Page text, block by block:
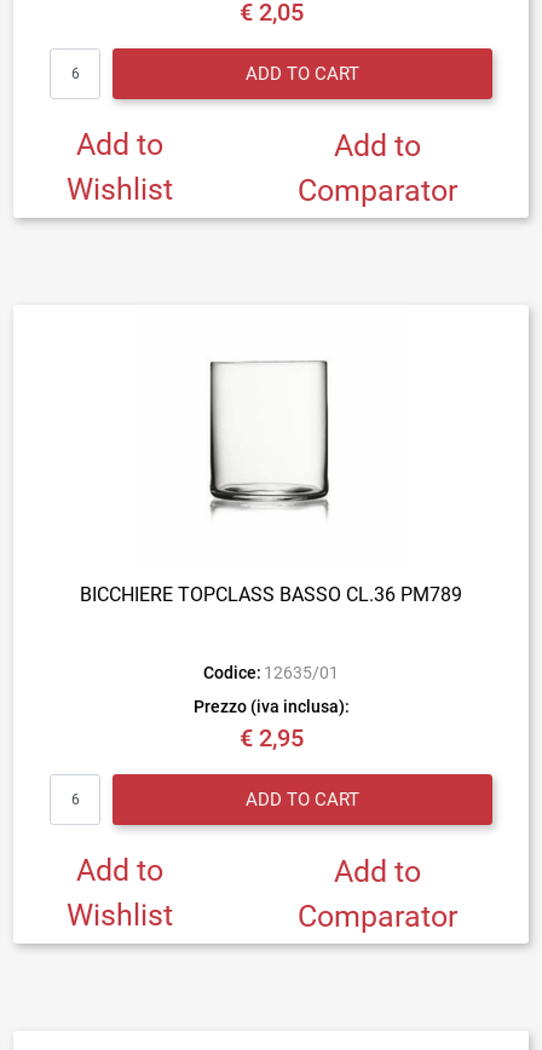
€ 2,05
ADD TO CART
Add to
Wishlist
Add to
Comparator
BICCHIERE TOPCLASS BASSO CL.36 PM789
Codice: 12635/01
Prezzo (iva inclusa):
€ 2,95
ADD TO CART
Add to
Wishlist
Add to
Comparator